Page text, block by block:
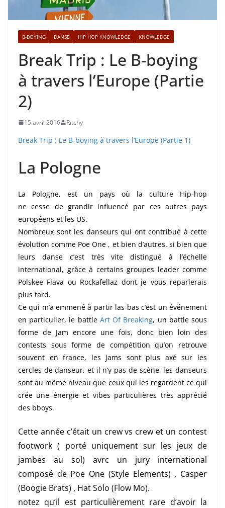
B-BOYING DANSE HIP HOP KNOWLEDGE KNOWLEDGE
Break Trip : Le B-boying
à travers l’Europe (Partie
2)
15 avril 2016 Ritchy
Break Trip : Le B-boying à travers l’Europe (Partie 1)
La Pologne
La Pologne, est un pays où la culture Hip-hop
ne cesse de grandir influencé par ces autres pays
européens et les US.
Nombreux sont les danseurs qui ont contribué à cette
évolution comme Poe One , et bien d’autres. si bien que
leurs danse c’est très vite distingué à l’échelle
international, grâce à certains groupes leader comme
Polskee Flava ou Rockafellaz dont je vous reparlerais
plus tard.
Ce qui m’a emmené à partir las-bas c’est un événement
en particulier, le battle Art Of Breaking, un battle sous
forme de Jam encore une fois, donc bien loin des
contests sous forme de compétition qu’on retrouve
souvent en france, les jams sont plus axé sur les
cercles de danseur, et il n’y pas de scène, les danseurs
sont au même niveau que ceux qui les regardent ce qui
crée une énergie et vibes particulières très apprécié
des bboys.
Cette année c’était un crew vs crew et un contest
footwork ( porté uniquement sur les jeux de
jambes au sol) avrc un jury international
composé de Poe One (Style Elements) , Casper
(Boogie Brats) , Hat Solo (Flow Mo).
notez qu’il est particulièrement rare d’avoir la